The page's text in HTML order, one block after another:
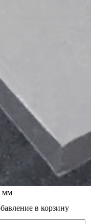
мм
в корзину